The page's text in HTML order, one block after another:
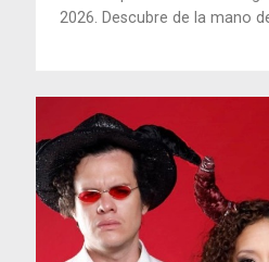
2026. Descubre de la mano de